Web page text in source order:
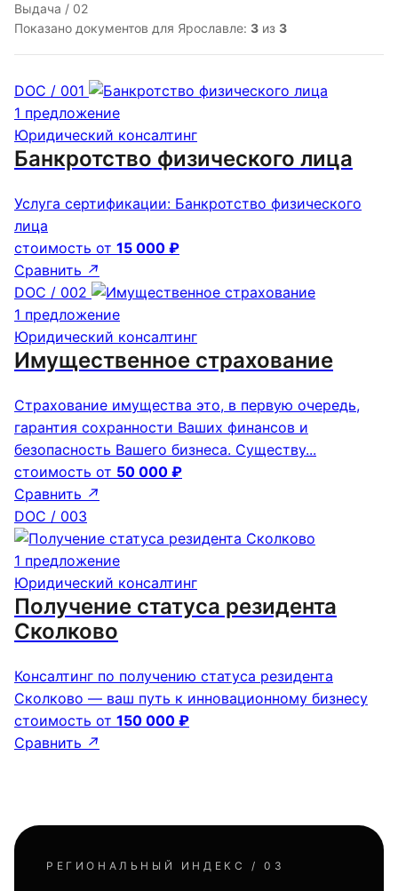
Выдача / 02
Показано документов для Ярославле: 3 из 3
DOC / 001
1 предложение
Юридический консалтинг
Банкротство физического лица
Услуга сертификации: Банкротство физического
лица
стоимость от 15 000 ₽
Сравнить ↗
DOC / 002
1 предложение
Юридический консалтинг
Имущественное страхование
Страхование имущества это, в первую очередь,
гарантия сохранности Ваших финансов и
безопасность Вашего бизнеса. Существу...
стоимость от 50 000 ₽
Сравнить ↗
DOC / 003
1 предложение
Юридический консалтинг
Получение статуса резидента
Сколково
Консалтинг по получению статуса резидента
Сколково — ваш путь к инновационному бизнесу
стоимость от 150 000 ₽
Сравнить ↗
РЕГИОНАЛЬНЫЙ ИНДЕКС / 03